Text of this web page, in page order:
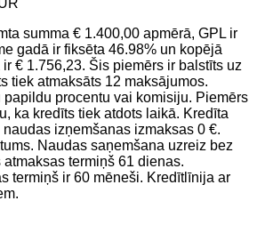
summa € 1.400,00 apmērā, GPL ir
gadā ir fiksēta 46.98% un kopējā
€ 1.756,23. Šis piemērs ir balstīts uz
tiek atmaksāts 12 maksājumos.
procentu vai komisiju. Piemērs
ka kredīts tiek atdots laikā. Kredīta
izņemšanas izmaksas 0 €.
Naudas saņemšana uzreiz bez
termiņš 61 dienas.
termiņš ir 60 mēneši. Kredītlīnija ar